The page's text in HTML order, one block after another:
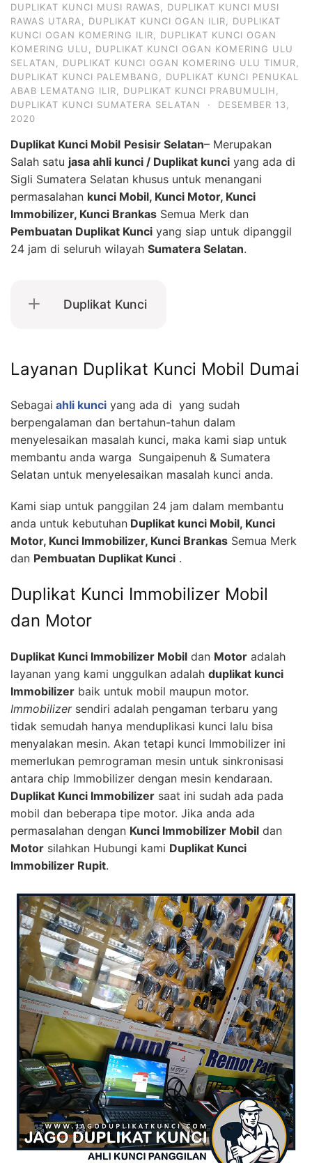
DUPLIKAT KUNCI MUSI RAWAS, DUPLIKAT KUNCI MUSI
RAWAS UTARA, DUPLIKAT KUNCI OGAN ILIR, DUPLIKAT
KUNCI OGAN KOMERING ILIR, DUPLIKAT KUNCI OGAN
KOMERING ULU, DUPLIKAT KUNCI OGAN KOMERING ULU
SELATAN, DUPLIKAT KUNCI OGAN KOMERING ULU TIMUR,
DUPLIKAT KUNCI PALEMBANG, DUPLIKAT KUNCI PENUKAL
ABAB LEMATANG ILIR, DUPLIKAT KUNCI PRABUMULIH,
DUPLIKAT KUNCI SUMATERA SELATAN
·
DESEMBER 13,
2020
Duplikat Kunci Mobil Pesisir Selatan– Merupakan
Salah satu jasa ahli kunci / Duplikat kunci yang ada di
Sigli Sumatera Selatan khusus untuk menangani
permasalahan kunci Mobil, Kunci Motor, Kunci
Immobilizer, Kunci Brankas Semua Merk dan
Pembuatan Duplikat Kunci yang siap untuk dipanggil
24 jam di seluruh wilayah Sumatera Selatan.
Duplikat Kunci
Layanan Duplikat Kunci Mobil Dumai
Sebagai ahli kunci yang ada di yang sudah
berpengalaman dan bertahun-tahun dalam
menyelesaikan masalah kunci, maka kami siap untuk
membantu anda warga Sungaipenuh & Sumatera
Selatan untuk menyelesaikan masalah kunci anda.
Kami siap untuk panggilan 24 jam dalam membantu
anda untuk kebutuhan Duplikat kunci Mobil, Kunci
Motor, Kunci Immobilizer, Kunci Brankas Semua Merk
dan Pembuatan Duplikat Kunci .
Duplikat Kunci Immobilizer Mobil
dan Motor
Duplikat Kunci Immobilizer Mobil dan Motor adalah
layanan yang kami unggulkan adalah duplikat kunci
Immobilizer baik untuk mobil maupun motor.
Immobilizersendiri adalah pengaman terbaru yang
tidak semudah hanya menduplikasi kunci lalu bisa
menyalakan mesin. Akan tetapi kunci Immobilizer ini
memerlukan pemrograman mesin untuk sinkronisasi
antara chip Immobilizer dengan mesin kendaraan.
Duplikat Kunci Immobilizer saat ini sudah ada pada
mobil dan beberapa tipe motor. Jika anda ada
permasalahan dengan Kunci Immobilizer Mobil dan
Motor silahkan Hubungi kami Duplikat Kunci
Immobilizer Rupit.